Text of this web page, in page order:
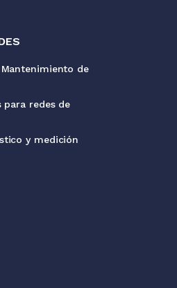
de
para redes de
y medición